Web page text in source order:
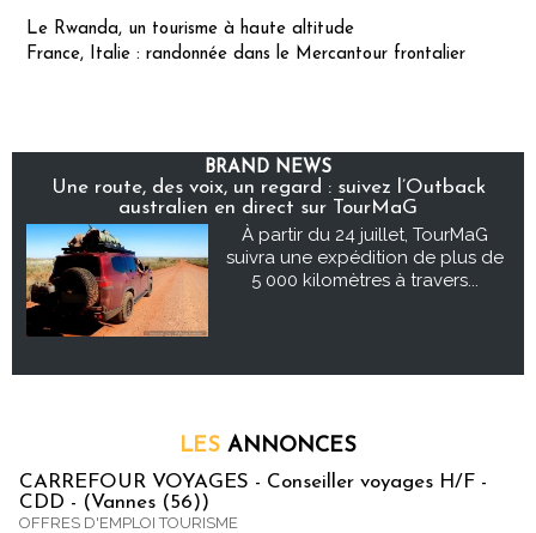
Le Rwanda, un tourisme à haute altitude
France, Italie : randonnée dans le Mercantour frontalier
BRAND NEWS
Une route, des voix, un regard : suivez l’Outback
australien en direct sur TourMaG
À partir du 24 juillet, TourMaG
suivra une expédition de plus de
5 000 kilomètres à travers...
LES ANNONCES
CARREFOUR VOYAGES - Conseiller voyages H/F -
CDD - (Vannes (56))
OFFRES D'EMPLOI TOURISME